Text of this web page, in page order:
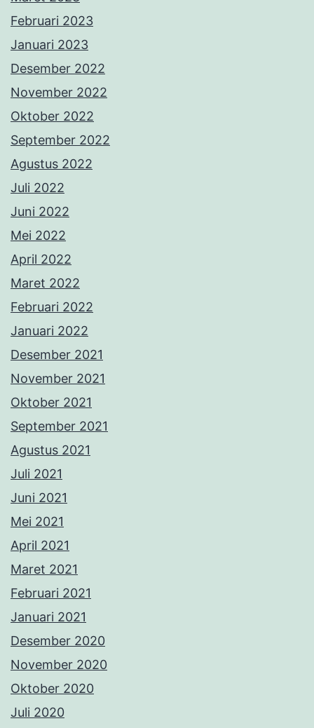
Februari 2023
Januari 2023
Desember 2022
November 2022
Oktober 2022
September 2022
Agustus 2022
Juli 2022
Juni 2022
Mei 2022
April 2022
Maret 2022
Februari 2022
Januari 2022
Desember 2021
November 2021
Oktober 2021
September 2021
Agustus 2021
Juli 2021
Juni 2021
Mei 2021
April 2021
Maret 2021
Februari 2021
Januari 2021
Desember 2020
November 2020
Oktober 2020
Juli 2020